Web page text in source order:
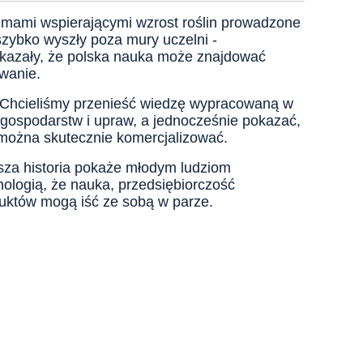
wspierającymi wzrost roślin prowadzone
wyszły poza mury uczelni -
że polska nauka może znajdować
przenieść wiedzę wypracowaną w
i upraw, a jednocześnie pokazać,
skutecznie komercjalizować.
historia pokaże młodym ludziom
że nauka, przedsiębiorczość
mogą iść ze sobą w parze.